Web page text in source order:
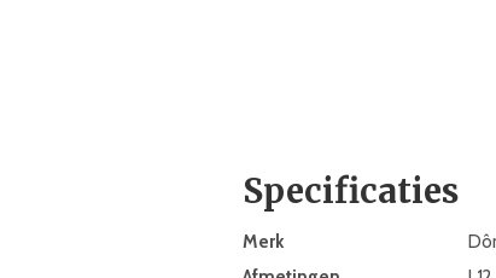
Specificaties
Merk